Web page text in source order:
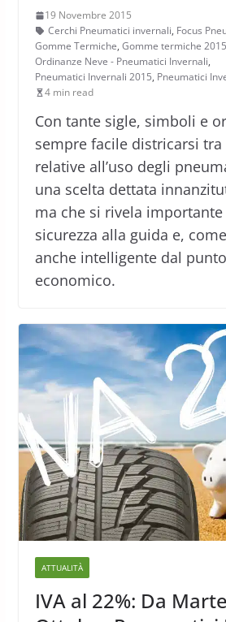
19 Novembre 2015
Cerchi Pneumatici invernali, Focus
Gomme Termiche, Gomme termiche 2015
Ordinanze Neve - Pneumatici Invernali,
Pneumatici Invernali 2015, Pneumatici
4 min read
Con tante sigle, simboli e
sempre facile districarsi
relative all’uso degli
una scelta dettata
ma che si rivela importante
sicurezza alla guida e,
anche intelligente dal
economico.
ATTUALITÀ
IVA al 22%: Da